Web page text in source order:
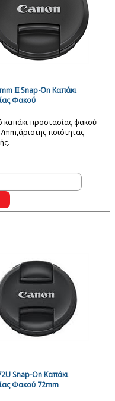
II Snap-On Καπάκι
Φακού
καπάκι προστασίας φακού
ποιότητας
Snap-On Καπάκι
Φακού 72mm